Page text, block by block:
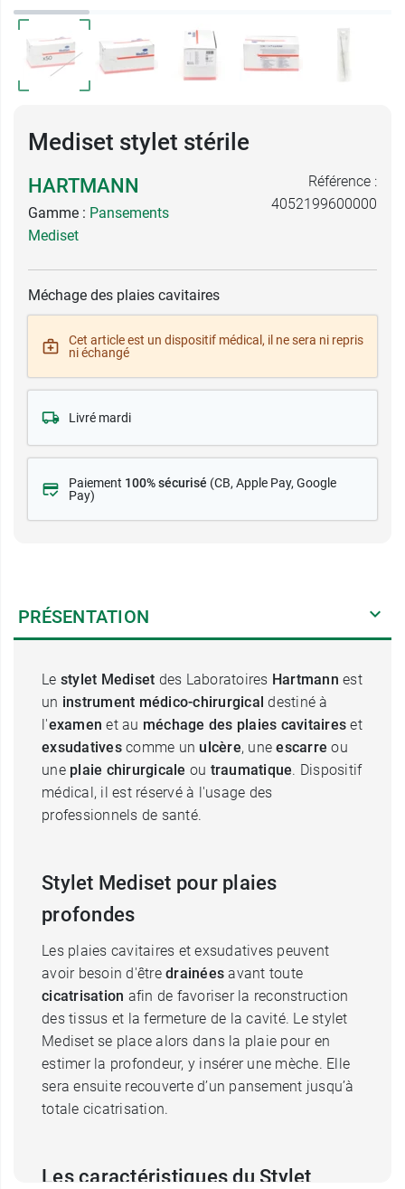
Mediset stylet stérile
HARTMANN
Gamme : Pansements
Mediset
Référence :
4052199600000
Méchage des plaies cavitaires
Cet article est un dispositif médical, il ne sera ni repris
ni échangé
Livré mardi
Paiement 100% sécurisé (CB, Apple Pay, Google
Pay)
PRÉSENTATION
Le stylet Mediset des Laboratoires Hartmann est
un instrument médico-chirurgicaldestiné à
l'examen et au méchage des plaies cavitaires et
exsudativescomme un ulcère, uneescarre ou
uneplaie chirurgicale ou traumatique. Dispositif
médical, il est réservé à l'usage des
professionnels de santé.
Stylet Mediset pour plaies
profondes
Les plaies cavitaires et exsudatives peuvent
avoir besoin d'être drainées avant toute
cicatrisation afin de favoriser la reconstruction
des tissus et la fermeture de la cavité. Le stylet
Mediset se place alors dans la plaie pour en
estimer la profondeur, y insérer une mèche. Elle
sera ensuite recouverte d’un pansement jusqu’à
totale cicatrisation.
Les caractéristiques du Stylet